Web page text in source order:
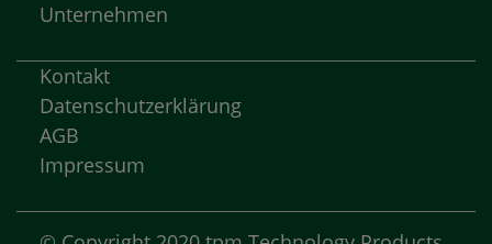
Unternehmen
Kontakt
Datenschutzerklärung
AGB
Impressum